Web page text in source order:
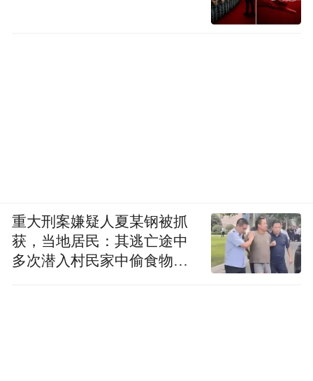
重大刑案嫌疑人夏某钢被抓
获，当地居民：其逃亡途中
多次潜入村民家中偷食物被